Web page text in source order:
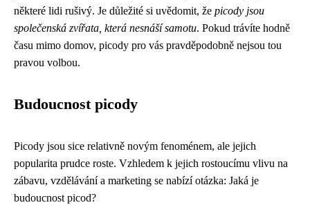
některé lidi rušivý. Je důležité si uvědomit, že picody jsou
společenská zvířata, která nesnáší samotu. Pokud trávíte hodně
času mimo domov, picody pro vás pravděpodobně nejsou tou
pravou volbou.
Budoucnost picody
Picody jsou sice relativně novým fenoménem, ale jejich
popularita prudce roste. Vzhledem k jejich rostoucímu vlivu na
zábavu, vzdělávání a marketing se nabízí otázka: Jaká je
budoucnost picod?